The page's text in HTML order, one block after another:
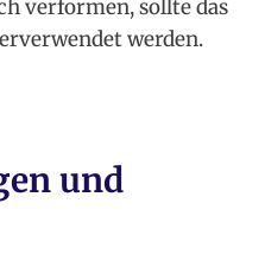
verformen, sollte das
werden.
und